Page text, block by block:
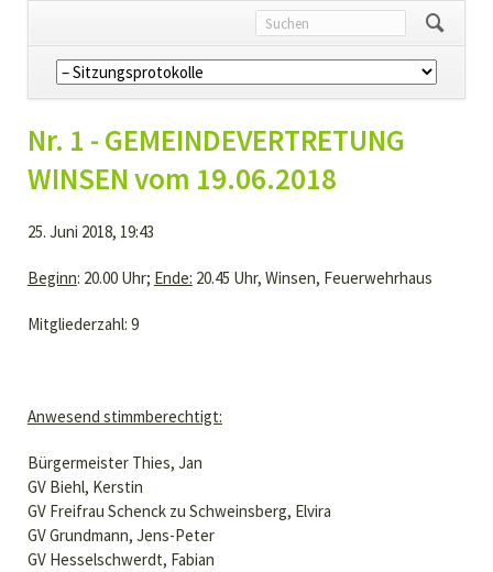
Navigation
überspringen
Nr. 1 - GEMEINDEVERTRETUNG
WINSEN vom 19.06.2018
25. Juni 2018, 19:43
Beginn: 20.00 Uhr; Ende: 20.45 Uhr, Winsen, Feuerwehrhaus
Mitgliederzahl: 9
Anwesend stimmberechtigt:
Bürgermeister Thies, Jan
GV Biehl, Kerstin
GV Freifrau Schenck zu Schweinsberg, Elvira
GV Grundmann, Jens-Peter
GV Hesselschwerdt, Fabian